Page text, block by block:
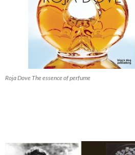
Roja Dove The essence of perfume